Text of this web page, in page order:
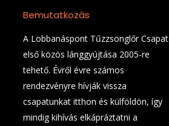
Bemutatkozás
A Lobbanáspont Tűzzsonglőr Csapat
első közös lánggyújtása 2005-re
tehető. Évről évre számos
rendezvényre hívják vissza
csapatunkat itthon és külföldön, így
mindig kihívás elkápráztatni a